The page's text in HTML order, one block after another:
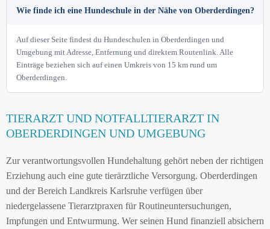
Wie finde ich eine Hundeschule in der Nähe von Oberderdingen?
Auf dieser Seite findest du Hundeschulen in Oberderdingen und
Umgebung mit Adresse, Entfernung und direktem Routenlink. Alle
Einträge beziehen sich auf einen Umkreis von 15 km rund um
Oberderdingen.
TIERARZT UND NOTFALLTIERARZT IN
OBERDERDINGEN UND UMGEBUNG
Zur verantwortungsvollen Hundehaltung gehört neben der richtigen
Erziehung auch eine gute tierärztliche Versorgung. Oberderdingen
und der Bereich Landkreis Karlsruhe verfügen über
niedergelassene Tierarztpraxen für Routineuntersuchungen,
Impfungen und Entwurmung. Wer seinen Hund finanziell absichern